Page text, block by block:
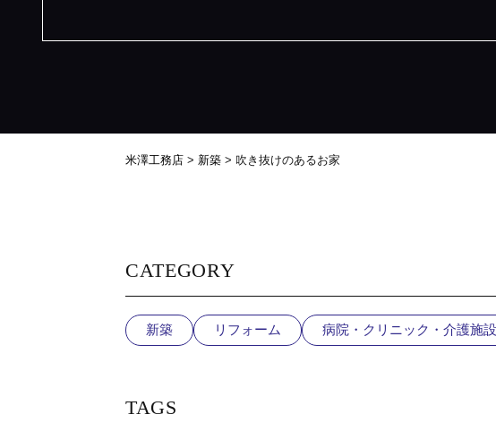
米澤工務店> 新築> 吹き抜けのあるお家
CATEGORY
新築 リフォーム 病院・クリニック・介護施設
TAGS